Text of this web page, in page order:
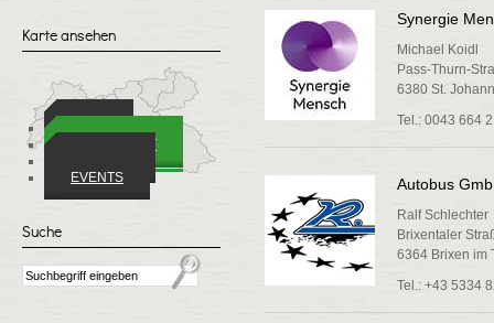
WIRTSCHAFT
EVENTS
Karte ansehen
Suche
Synergie
Michael Koidl
Pass-Thurn-
6380 St.
Tel.: 0043 664
Autobus
Ralf Schlechter
Brixentaler
6364 Brixen im
Tel.: +43 5334